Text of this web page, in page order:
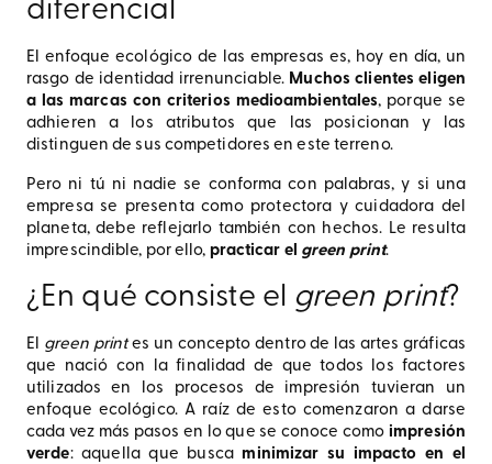
diferencial
El enfoque ecológico de las empresas es, hoy en día, un
rasgo de identidad irrenunciable. Muchos clientes eligen
a las marcas con criterios medioambientales, porque se
adhieren a los atributos que las posicionan y las
distinguen de sus competidores en este terreno.
Pero ni tú ni nadie se conforma con palabras, y si una
empresa se presenta como protectora y cuidadora del
planeta, debe reflejarlo también con hechos. Le resulta
imprescindible, por ello, practicar el green print.
¿En qué consiste el green print?
El green printes un concepto dentro de las artes gráficas
que nació con la finalidad de que todos los factores
utilizados en los procesos de impresión tuvieran un
enfoque ecológico. A raíz de esto comenzaron a darse
cada vez más pasos en lo que se conoce comoimpresión
verde: aquella que buscaminimizar su impacto en el